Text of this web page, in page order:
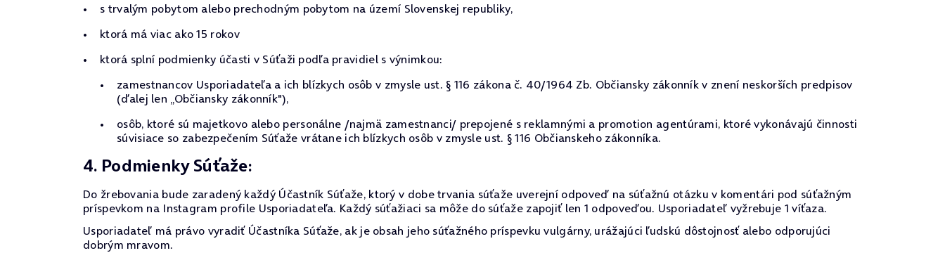
s trvalým pobytom alebo prechodným pobytom na území Slovenskej republiky,
ktorá má viac ako 15 rokov
ktorá splní podmienky účasti v Súťaži podľa pravidiel s výnimkou:
zamestnancov Usporiadateľa a ich blízkych osôb v zmysle ust. § 116 zákona č. 40/1964 Zb. Občiansky zákonník v znení neskorších predpisov
(ďalej len „Občiansky zákonník"),
osôb, ktoré sú majetkovo alebo personálne /najmä zamestnanci/ prepojené s reklamnými a promotion agentúrami, ktoré vykonávajú činnosti
súvisiace so zabezpečením Súťaže vrátane ich blízkych osôb v zmysle ust. § 116 Občianskeho zákonníka.
4. Podmienky Súťaže:
Do žrebovania bude zaradený každý Účastník Súťaže, ktorý v dobe trvania súťaže uverejní odpoveď na súťažnú otázku v komentári pod súťažným
príspevkom na Instagram profile Usporiadateľa. Každý súťažiaci sa môže do súťaže zapojiť len 1 odpoveďou. Usporiadateľ vyžrebuje 1 víťaza.
Usporiadateľ má právo vyradiť Účastníka Súťaže, ak je obsah jeho súťažného príspevku vulgárny, urážajúci ľudskú dôstojnosť alebo odporujúci
dobrým mravom.